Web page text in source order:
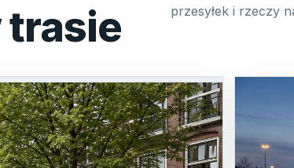
trasie
przesyłek i rzeczy